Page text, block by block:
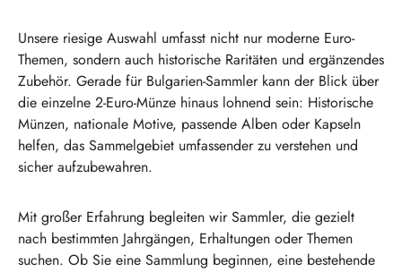
Unsere riesige Auswahl umfasst nicht nur moderne Euro-
Themen, sondern auch historische Raritäten und ergänzendes
Zubehör. Gerade für Bulgarien-Sammler kann der Blick über
die einzelne 2-Euro-Münze hinaus lohnend sein: Historische
Münzen, nationale Motive, passende Alben oder Kapseln
helfen, das Sammelgebiet umfassender zu verstehen und
sicher aufzubewahren.
Mit großer Erfahrung begleiten wir Sammler, die gezielt
nach bestimmten Jahrgängen, Erhaltungen oder Themen
suchen. Ob Sie eine Sammlung beginnen, eine bestehende